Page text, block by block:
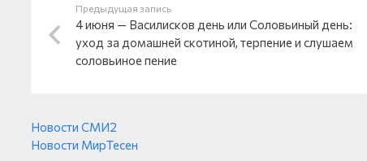
Предыдущая запись
4 июня — Василисков день или Соловьиный день:
уход за домашней скотиной, терпение и слушаем
соловьиное пение
Новости СМИ2
Новости МирТесен